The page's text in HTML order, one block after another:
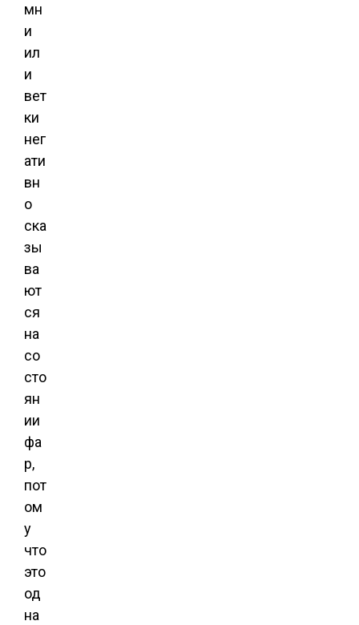
мн
и
ил
и
вет
ки
нег
ати
вн
о
ска
зы
ва
ют
ся
на
со
сто
ян
ии
фа
р,
пот
ом
у
что
это
од
на